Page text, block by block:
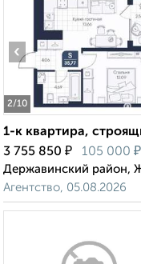
2/10
‹
1-к квартира,
3 755 850 ₽ 105 000 ₽
Державинский район,
Агентство, 05.08.2026